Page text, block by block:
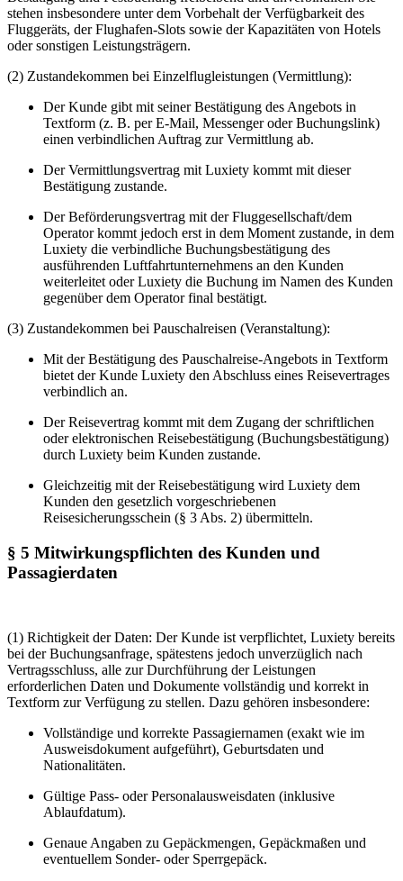
stehen insbesondere unter dem Vorbehalt der Verfügbarkeit des
Fluggeräts, der Flughafen-Slots sowie der Kapazitäten von Hotels
oder sonstigen Leistungsträgern.
(2) Zustandekommen bei Einzelflugleistungen (Vermittlung):
Der Kunde gibt mit seiner Bestätigung des Angebots in
Textform (z. B. per E-Mail, Messenger oder Buchungslink)
einen verbindlichen Auftrag zur Vermittlung ab.
Der Vermittlungsvertrag mit Luxiety kommt mit dieser
Bestätigung zustande.
Der Beförderungsvertrag mit der Fluggesellschaft/dem
Operator kommt jedoch erst in dem Moment zustande, in dem
Luxiety die verbindliche Buchungsbestätigung des
ausführenden Luftfahrtunternehmens an den Kunden
weiterleitet oder Luxiety die Buchung im Namen des Kunden
gegenüber dem Operator final bestätigt.
(3) Zustandekommen bei Pauschalreisen (Veranstaltung):
Mit der Bestätigung des Pauschalreise-Angebots in Textform
bietet der Kunde Luxiety den Abschluss eines Reisevertrages
verbindlich an.
Der Reisevertrag kommt mit dem Zugang der schriftlichen
oder elektronischen Reisebestätigung (Buchungsbestätigung)
durch Luxiety beim Kunden zustande.
Gleichzeitig mit der Reisebestätigung wird Luxiety dem
Kunden den gesetzlich vorgeschriebenen
Reisesicherungsschein (§ 3 Abs. 2) übermitteln.
§ 5 Mitwirkungspflichten des Kunden und
Passagierdaten
(1) Richtigkeit der Daten: Der Kunde ist verpflichtet, Luxiety bereits
bei der Buchungsanfrage, spätestens jedoch unverzüglich nach
Vertragsschluss, alle zur Durchführung der Leistungen
erforderlichen Daten und Dokumente vollständig und korrekt in
Textform zur Verfügung zu stellen. Dazu gehören insbesondere:
Vollständige und korrekte Passagiernamen (exakt wie im
Ausweisdokument aufgeführt), Geburtsdaten und
Nationalitäten.
Gültige Pass- oder Personalausweisdaten (inklusive
Ablaufdatum).
Genaue Angaben zu Gepäckmengen, Gepäckmaßen und
eventuellem Sonder- oder Sperrgepäck.